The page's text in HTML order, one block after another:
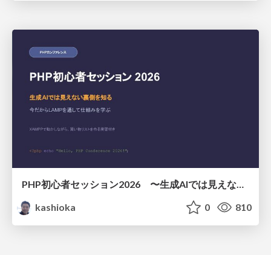
PHP初心者セッション2026 〜生成AIでは見えない裏側を知る：今だからLAMPを通して仕組みを学ぶ〜
kashioka
0 810